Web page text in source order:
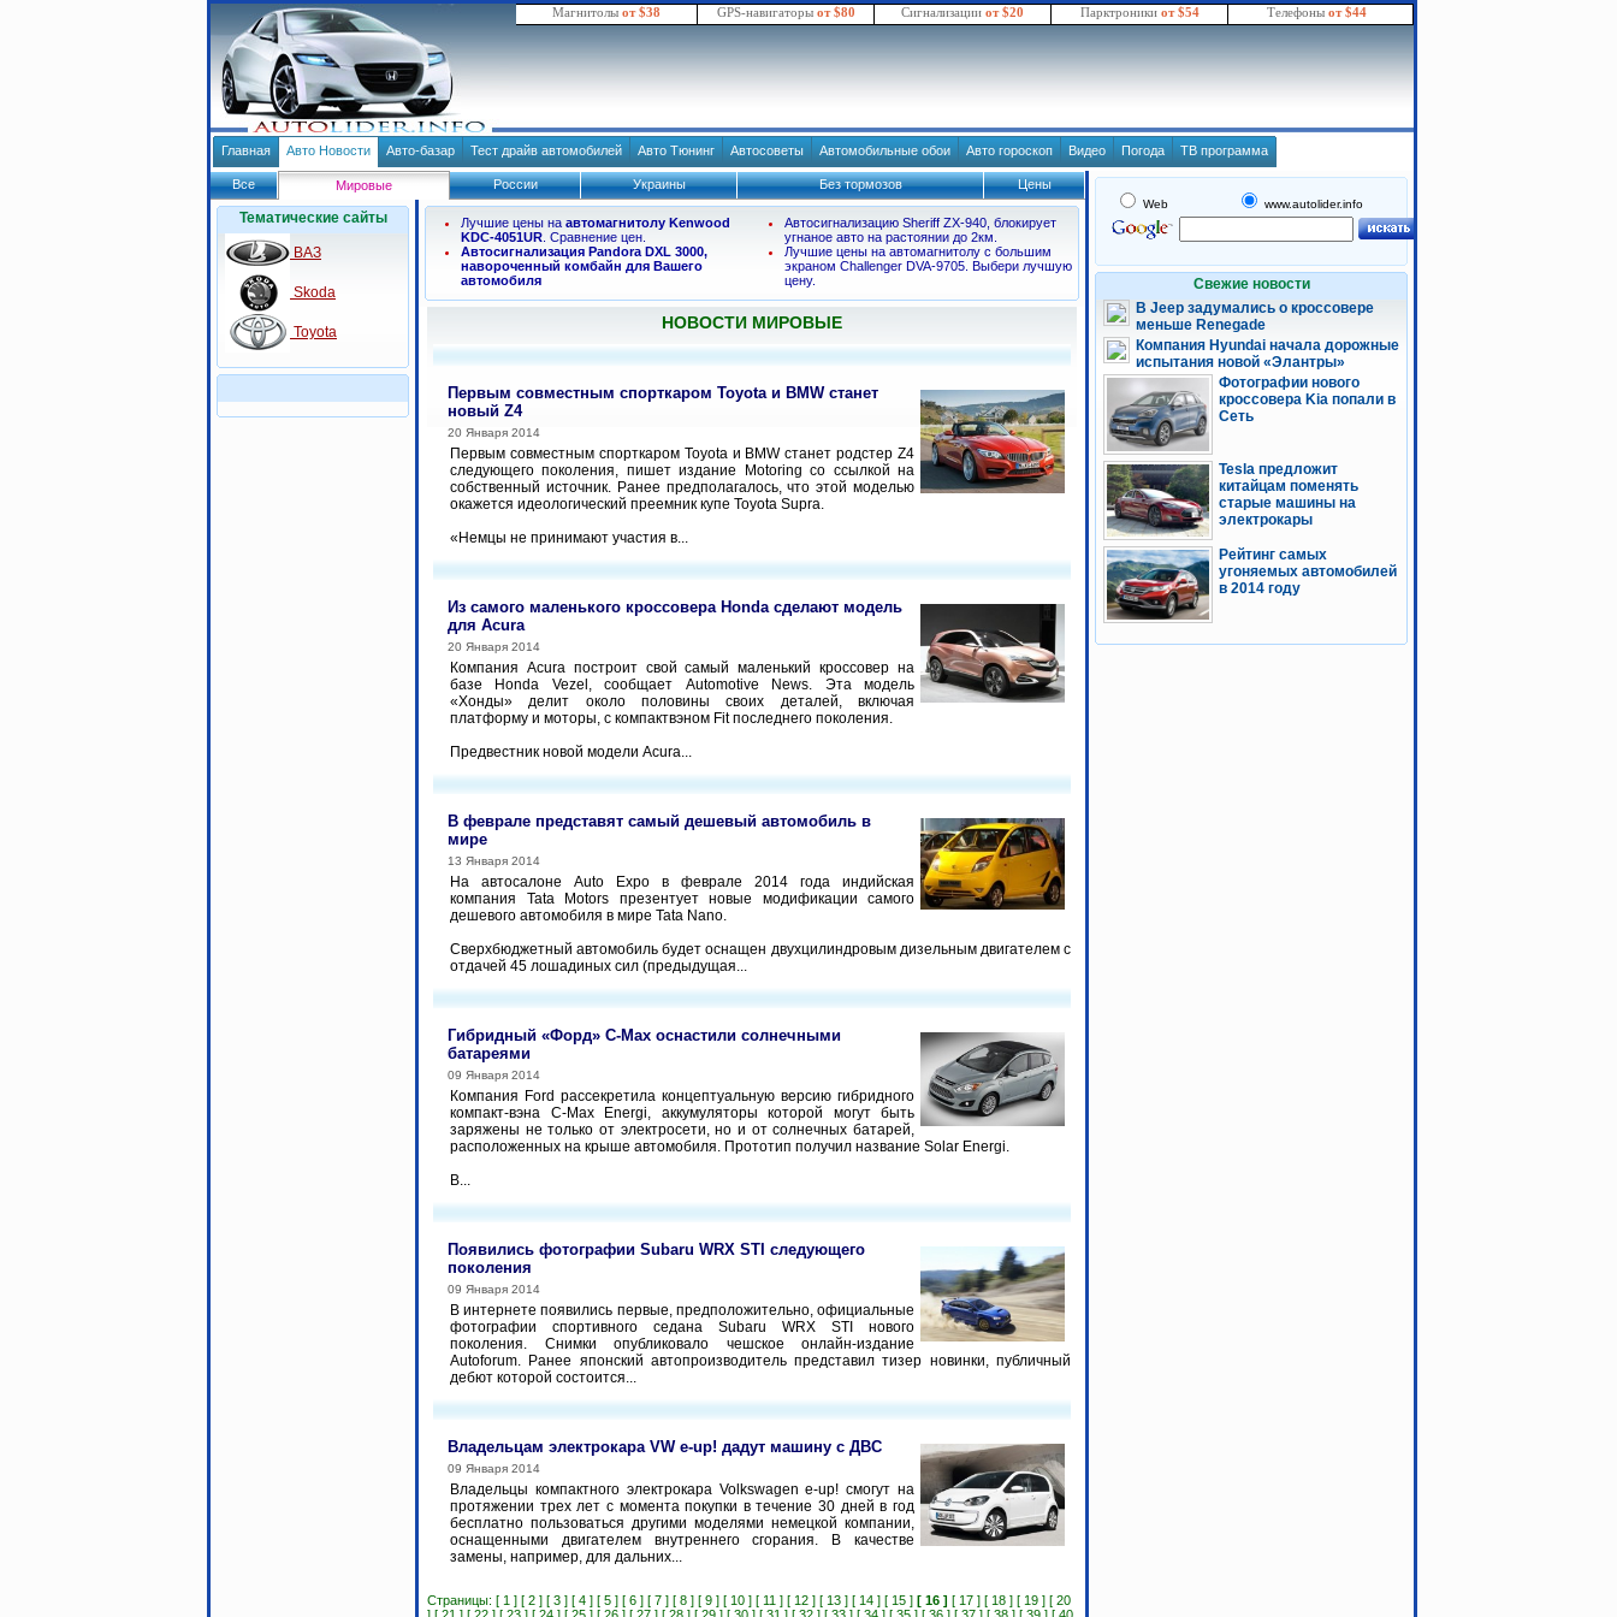
Магнитолы от $38 GPS-навигаторы от $80 Сигнализации от $20 Парктроники от $54 Телефоны от $44
Главная Авто Новости Авто-базар Тест драйв автомобилей Авто Тюнинг Автосоветы Автомобильные обои Авто гороскоп Видео Погода ТВ программа
Все Мировые России Украины Без тормозов Цены
Тематические сайты
ВАЗ
Skoda
Toyota
Лучшие цены на автомагнитолу Kenwood
KDC-4051UR . Сравнение цен.
Автосигнализация Pandora DXL 3000,
навороченный комбайн для Вашего
автомобиля
Автосигнализацию Sheriff ZX-940, блокирует
угнаное авто на растоянии до 2км.
Лучшие цены на автомагнитолу с большим
экраном Challenger DVA-9705. Выбери лучшую
цену.
НОВОСТИ МИРОВЫЕ
Первым совместным спорткаром Toyota и BMW станет
новый Z4
20 Января 2014
Первым совместным спорткаром Toyota и BMW станет родстер Z4
следующего поколения, пишет издание Motoring со ссылкой на
собственный источник. Ранее предполагалось, что этой моделью
окажется идеологический преемник купе Toyota Supra.
«Немцы не принимают участия в...
Из самого маленького кроссовера Honda сделают модель
для Acura
20 Января 2014
Компания Acura построит свой самый маленький кроссовер на
базе Honda Vezel, сообщает Automotive News. Эта модель
«Хонды» делит около половины своих деталей, включая
платформу и моторы, с компактвэном Fit последнего поколения.
Предвестник новой модели Acura...
В феврале представят самый дешевый автомобиль в
мире
13 Января 2014
На автосалоне Auto Expo в феврале 2014 года индийская
компания Tata Motors презентует новые модификации самого
дешевого автомобиля в мире Tata Nano.
Сверхбюджетный автомобиль будет оснащен двухцилиндровым дизельным двигателем с
отдачей 45 лошадиных сил (предыдущая...
Гибридный «Форд» C-Max оснастили солнечными
батареями
09 Января 2014
Компания Ford рассекретила концептуальную версию гибридного
компакт-вэна C-Max Energi, аккумуляторы которой могут быть
заряжены не только от электросети, но и от солнечных батарей,
расположенных на крыше автомобиля. Прототип получил название Solar Energi.
В...
Появились фотографии Subaru WRX STI следующего
поколения
09 Января 2014
В интернете появились первые, предположительно, официальные
фотографии спортивного седана Subaru WRX STI нового
поколения. Снимки опубликовало чешское онлайн-издание
Autoforum. Ранее японский автопроизводитель представил тизер новинки, публичный
дебют которой состоится...
Владельцам электрокара VW e-up! дадут машину с ДВС
09 Января 2014
Владельцы компактного электрокара Volkswagen e-up! смогут на
протяжении трех лет с момента покупки в течение 30 дней в год
бесплатно пользоваться другими моделями немецкой компании,
оснащенными двигателем внутреннего сгорания. В качестве
замены, например, для дальних...
Страницы: [ 1 ] [ 2 ] [ 3 ] [ 4 ] [ 5 ] [ 6 ] [ 7 ] [ 8 ] [ 9 ] [ 10 ] [ 11 ] [ 12 ] [ 13 ] [ 14 ] [ 15 ] [ 16 ] [ 17 ] [ 18 ] [ 19 ] [ 20
Web www.autolider.info
Свежие новости
В Jeep задумались о кроссовере
меньше Renegade
Компания Hyundai начала дорожные
испытания новой «Элантры»
Фотографии нового
кроссовера Kia попали в
Сеть
Tesla предложит
китайцам поменять
старые машины на
электрокары
Рейтинг самых
угоняемых автомобилей
в 2014 году